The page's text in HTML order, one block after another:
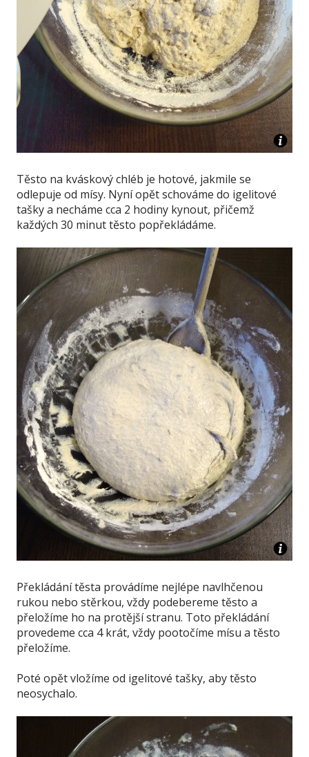
Těsto na kváskový chléb je hotové, jakmile se
odlepuje od mísy. Nyní opět schováme do igelitové
tašky a necháme cca 2 hodiny kynout, přičemž
každých 30 minut těsto popřekládáme.
Překládání těsta provádíme nejlépe navlhčenou
rukou nebo stěrkou, vždy podebereme těsto a
přeložíme ho na protější stranu. Toto překládání
provedeme cca 4 krát, vždy pootočíme mísu a těsto
přeložíme.
Poté opět vložíme od igelitové tašky, aby těsto
neosychalo.